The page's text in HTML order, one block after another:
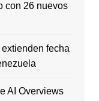
con 26 nuevos
fecha
AI Overviews